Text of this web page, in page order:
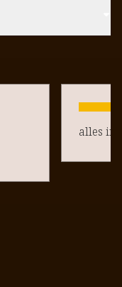
alles in